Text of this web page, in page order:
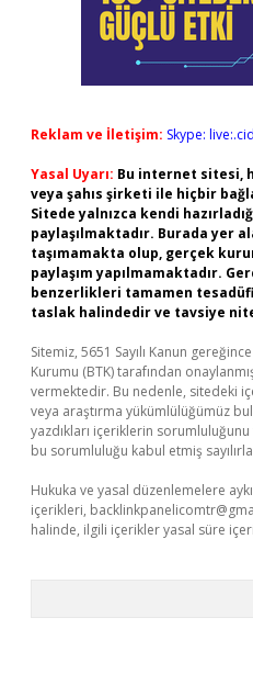
Reklam ve İletişim: Skype:
Yasal Uyarı: Bu internet sitesi,
veya şahıs şirketi ile hiçbir
Sitede yalnızca kendi
paylaşılmaktadır. Burada yer
taşımamakta olup, gerçek
paylaşım yapılmamaktadır.
benzerlikleri tamamen
taslak halindedir ve tavsiye
Sitemiz, 5651 Sayılı Kanun
Kurumu (BTK) tarafından
vermektedir. Bu nedenle, sitedeki
veya araştırma yükümlülüğümüz
yazdıkları içeriklerin
bu sorumluluğu kabul etmiş
Hukuka ve yasal düzenlemelere
içerikleri,
halinde, ilgili içerikler yasal süre